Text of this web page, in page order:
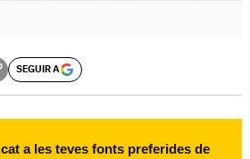
SEGUIR A
a les teves fonts preferides de